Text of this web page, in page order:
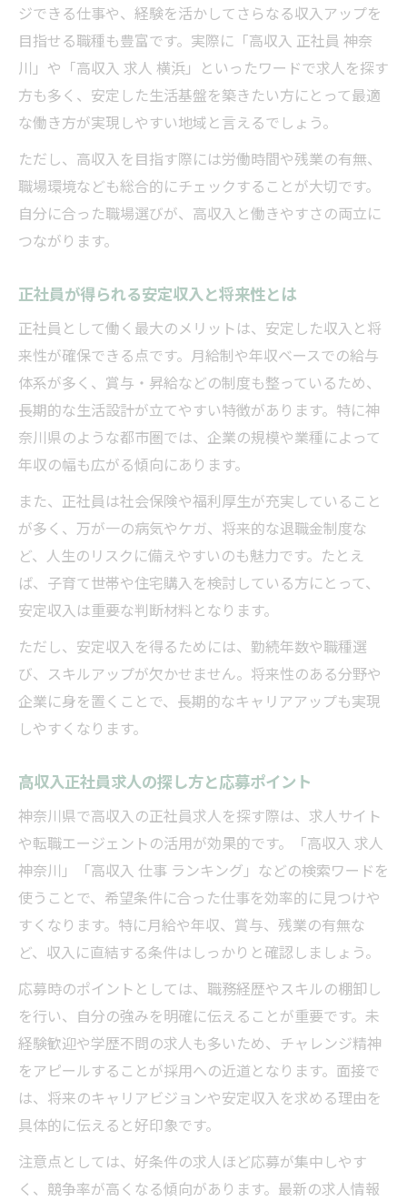
ジできる仕事や、経験を活かしてさらなる収入アップを
目指せる職種も豊富です。実際に「高収入 正社員 神奈
川」や「高収入 求人 横浜」といったワードで求人を探す
方も多く、安定した生活基盤を築きたい方にとって最適
な働き方が実現しやすい地域と言えるでしょう。
ただし、高収入を目指す際には労働時間や残業の有無、
職場環境なども総合的にチェックすることが大切です。
自分に合った職場選びが、高収入と働きやすさの両立に
つながります。
正社員が得られる安定収入と将来性とは
正社員として働く最大のメリットは、安定した収入と将
来性が確保できる点です。月給制や年収ベースでの給与
体系が多く、賞与・昇給などの制度も整っているため、
長期的な生活設計が立てやすい特徴があります。特に神
奈川県のような都市圏では、企業の規模や業種によって
年収の幅も広がる傾向にあります。
また、正社員は社会保険や福利厚生が充実していること
が多く、万が一の病気やケガ、将来的な退職金制度な
ど、人生のリスクに備えやすいのも魅力です。たとえ
ば、子育て世帯や住宅購入を検討している方にとって、
安定収入は重要な判断材料となります。
ただし、安定収入を得るためには、勤続年数や職種選
び、スキルアップが欠かせません。将来性のある分野や
企業に身を置くことで、長期的なキャリアアップも実現
しやすくなります。
高収入正社員求人の探し方と応募ポイント
神奈川県で高収入の正社員求人を探す際は、求人サイト
や転職エージェントの活用が効果的です。「高収入 求人
神奈川」「高収入 仕事 ランキング」などの検索ワードを
使うことで、希望条件に合った仕事を効率的に見つけや
すくなります。特に月給や年収、賞与、残業の有無な
ど、収入に直結する条件はしっかりと確認しましょう。
応募時のポイントとしては、職務経歴やスキルの棚卸し
を行い、自分の強みを明確に伝えることが重要です。未
経験歓迎や学歴不問の求人も多いため、チャレンジ精神
をアピールすることが採用への近道となります。面接で
は、将来のキャリアビジョンや安定収入を求める理由を
具体的に伝えると好印象です。
注意点としては、好条件の求人ほど応募が集中しやす
く、競争率が高くなる傾向があります。最新の求人情報